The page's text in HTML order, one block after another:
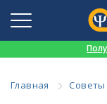
Главная Советы